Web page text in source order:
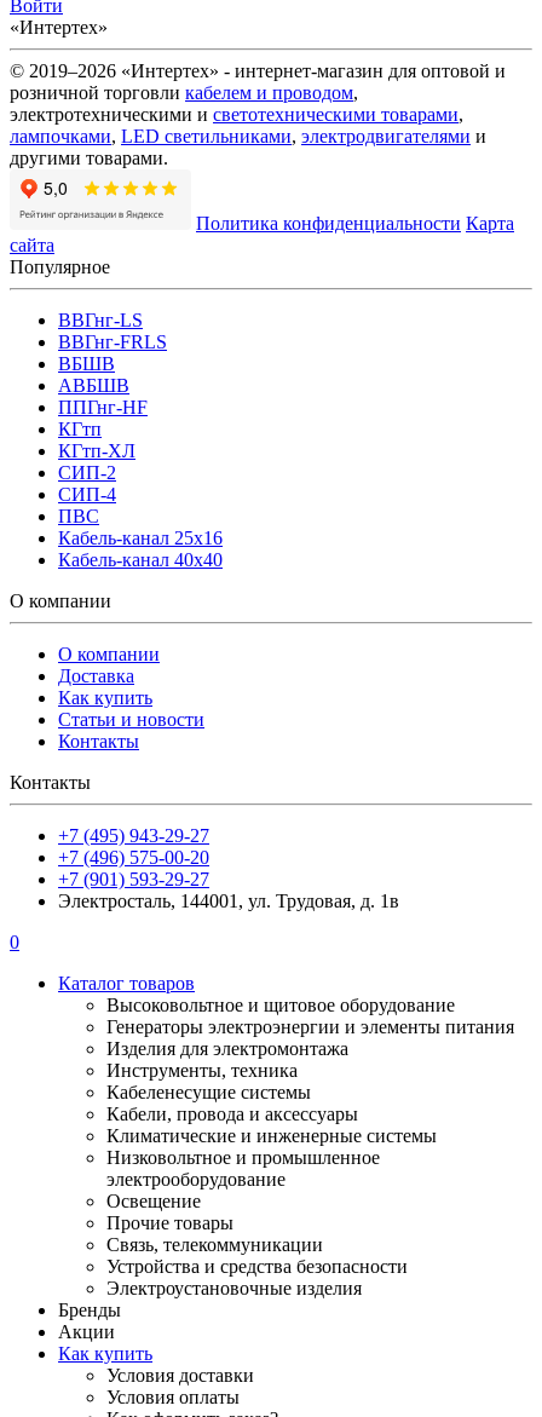
Войти
«Интертех»
© 2019–2026 «Интертех» - интернет-магазин для оптовой и
розничной торговли кабелем и проводом,
электротехническими и светотехническими товарами,
лампочками, LED светильниками, электродвигателями и
другими товарами.
Политика конфиденциальности Карта
сайта
Популярное
ВВГнг-LS
ВВГнг-FRLS
ВБШВ
АВБШВ
ППГнг-HF
КГтп
КГтп-ХЛ
СИП-2
СИП-4
ПВС
Кабель-канал 25х16
Кабель-канал 40х40
О компании
О компании
Доставка
Как купить
Статьи и новости
Контакты
Контакты
+7 (495) 943-29-27
+7 (496) 575-00-20
+7 (901) 593-29-27
Электросталь, 144001, ул. Трудовая, д. 1в
0
Каталог товаров
Высоковольтное и щитовое оборудование
Генераторы электроэнергии и элементы питания
Изделия для электромонтажа
Инструменты, техника
Кабеленесущие системы
Кабели, провода и аксессуары
Климатические и инженерные системы
Низковольтное и промышленное
электрооборудование
Освещение
Прочие товары
Связь, телекоммуникации
Устройства и средства безопасности
Электроустановочные изделия
Бренды
Акции
Как купить
Условия доставки
Условия оплаты